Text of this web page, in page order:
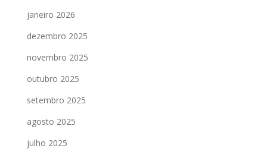
janeiro 2026
dezembro 2025
novembro 2025
outubro 2025
setembro 2025
agosto 2025
julho 2025